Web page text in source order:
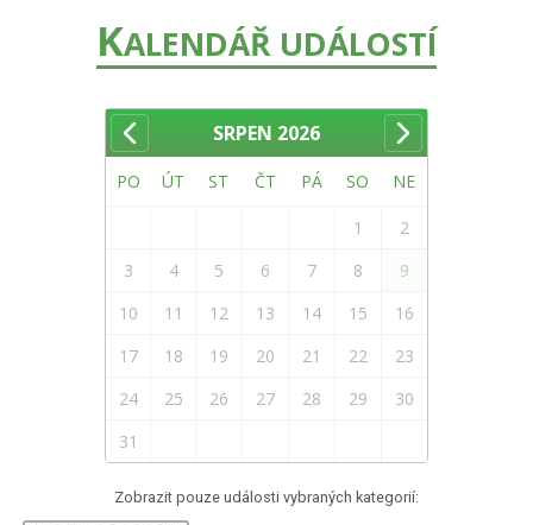
KALENDÁŘ UDÁLOSTÍ
SRPEN 2026
PO ÚT ST ČT PÁ SO NE
1
2
3
4 5 6 7 8
9
10
11 12 13 14 15
16
17
18 19 20 21 22
23
24
25 26 27 28 29
30
31
Zobrazit pouze události vybraných kategorií: